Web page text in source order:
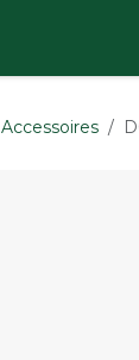
Accessoires